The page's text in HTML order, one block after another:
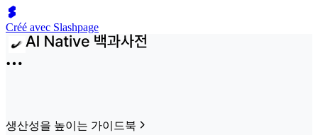
Créé avec Slashpage
생산성을 높이는 가이드북